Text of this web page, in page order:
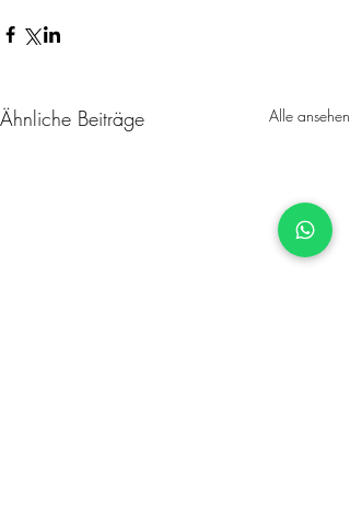
Ähnliche Beiträge Alle ansehen